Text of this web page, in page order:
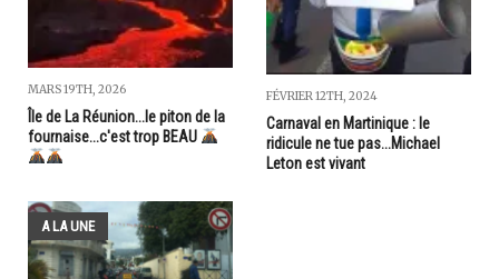
MARS 19TH, 2026
Île de La Réunion...le piton de la
fournaise...c'est trop BEAU
FÉVRIER 12TH, 2024
Carnaval en Martinique : le
ridicule ne tue pas...Michael
Leton est vivant
A LA UNE